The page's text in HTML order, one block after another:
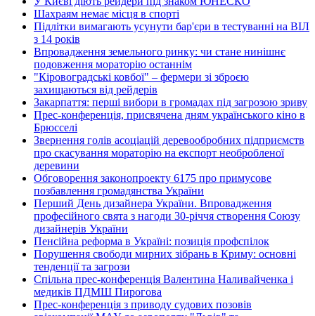
Шахраям немає місця в спорті
Підлітки вимагають усунути бар'єри в тестуванні на ВІЛ
з 14 років
Впровадження земельного ринку: чи стане нинішнє
подовження мораторію останнім
"Кіровоградські ковбої" – фермери зі зброєю
захищаються від рейдерів
Закарпаття: перші вибори в громадах під загрозою зриву
Прес-конференція, присвячена дням українського кіно в
Брюсселі
Звернення голів асоціацій деревообробних підприємств
про скасування мораторію на експорт необробленої
деревини
Обговорення законопроекту 6175 про примусове
позбавлення громадянства України
Перший День дизайнера України. Впровадження
професійного свята з нагоди 30-річчя створення Союзу
дизайнерів України
Пенсійна реформа в Україні: позиція профспілок
Порушення свободи мирних зібрань в Криму: основні
тенденції та загрози
Спільна прес-конференція Валентина Наливайченка і
медиків ПДМШ Пирогова
Прес-конференція з приводу судових позовів